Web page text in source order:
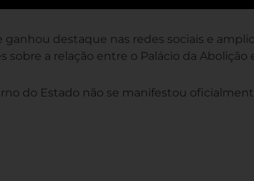
destaque nas redes sociais e
sobre a relação entre o Palácio da Abolição
do Estado não se manifestou